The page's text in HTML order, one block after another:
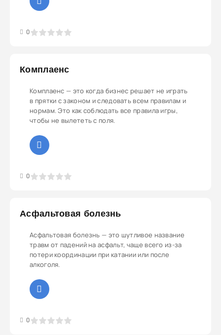
0
Комплаенс
Комплаенс — это когда бизнес решает не играть
в прятки с законом и следовать всем правилам и
нормам. Это как соблюдать все правила игры,
чтобы не вылететь с поля.
0
Асфальтовая болезнь
Асфальтовая болезнь — это шутливое название
травм от падений на асфальт, чаще всего из-за
потери координации при катании или после
алкоголя.
0